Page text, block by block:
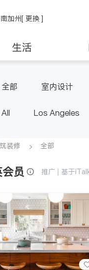
南加州[ 更换 ]
生活
全部 室内设计
All Los Angeles
Inyo & San Bernardino
装修 全部
员 推广 | 基于